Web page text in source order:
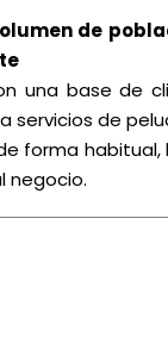
de
una base de
servicios de
forma habitual,
negocio.